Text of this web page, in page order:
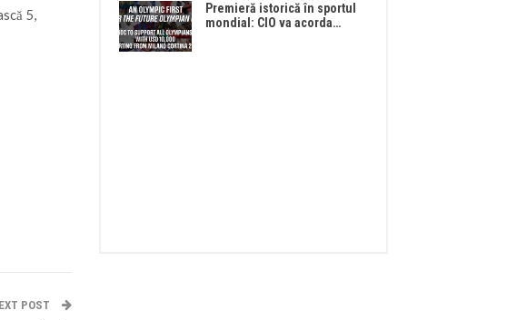
5,
POST
Premieră istorică în sportul
mondial: CIO va acorda…